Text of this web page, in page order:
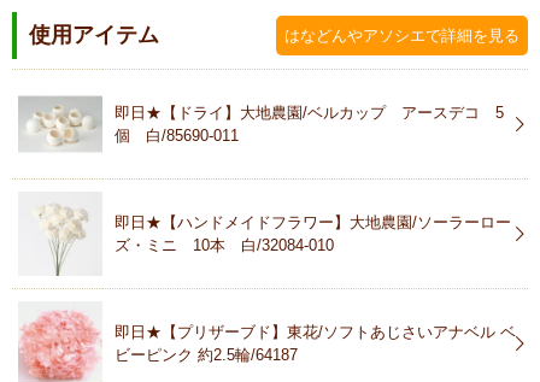
使用アイテム はなどんやアソシエで詳細を見る
即日★【ドライ】大地農園/ベルカップ アースデコ 5
個 白/85690-011
即日★【ハンドメイドフラワー】大地農園/ソーラーロー
ズ・ミニ 10本 白/32084-010
即日★【プリザーブド】東花/ソフトあじさいアナベル ベ
ビーピンク 約2.5輪/64187